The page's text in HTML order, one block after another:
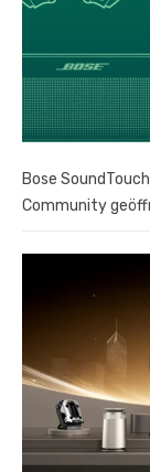
Bose
Community